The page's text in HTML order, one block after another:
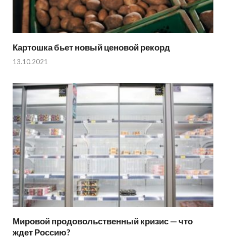
Картошка бьет новый ценовой рекорд
13.10.2021
Мировой продовольственный кризис — что
ждет Россию?